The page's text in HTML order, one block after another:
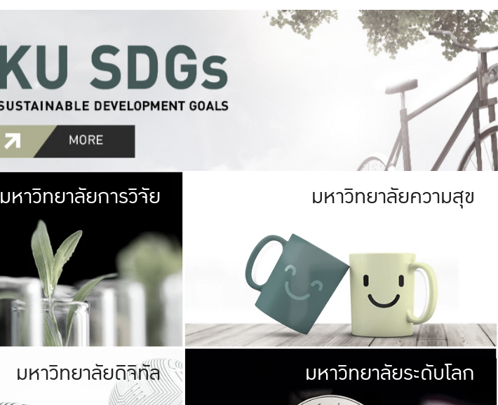
มหาวิทยาลัย
เกษตรศาสตร์ มีพื้นที่เขียวสดใส หนาแน่น
เป็นป่าในเมือง (URBAN FOREST)
เกษตรในเมือง (URBAN AGRICULTURE)
ที่นับรวมกันได้ประมาณ 1,400 ไร่
มหาวิทยาลัยการวิจัย มหาวิทยาลัย
ให้กับประชาชน
มหาวิทยาลัยความสุข
มหาวิทยาลัยรับผิดชอบต่อสังคม
มหาวิทยาลัยดิจิทัล มหาวิทยา
มหาวิทยาลัยระดับโลก